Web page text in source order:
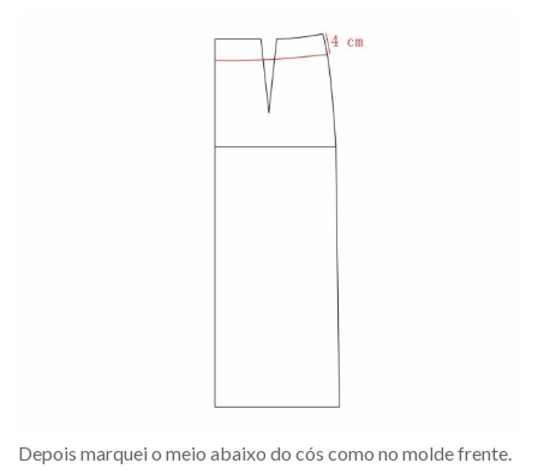
Depois marquei o meio abaixo do cós como no molde frente.